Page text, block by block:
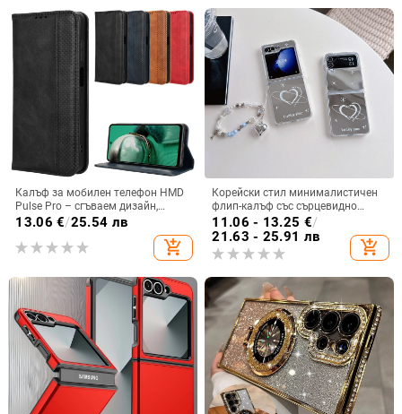
Калъф за мобилен телефон HMD
Pulse Pro – сгъваем дизайн,
магнитно задържане, джоб за
карти, TPU кожа, удароустойчив
13.06 €/25.54 лв
add_shopping_cart
Корейски стил минималистичен
флип-калъф със сърцевидно
огледало за Samsung Galaxy Z
Flip 3/4/5
11.06 - 13.25 €/
21.63 - 25.91 лв
add_shopping_cart